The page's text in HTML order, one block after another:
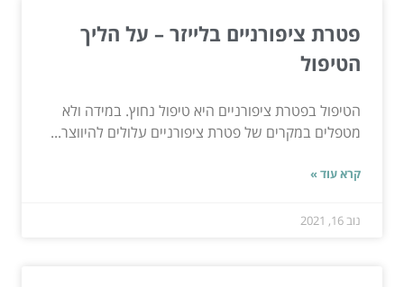
פטרת ציפורניים בלייזר – על הליך
הטיפול
הטיפול בפטרת ציפורניים היא טיפול נחוץ. במידה ולא
מטפלים במקרים של פטרת ציפורניים עלולים להיווצר...
קרא עוד »
נוב 16, 2021